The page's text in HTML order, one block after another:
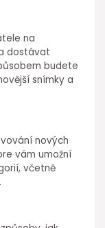
na
dostávat
budete
snímky a
nových
vám umožní
včetně